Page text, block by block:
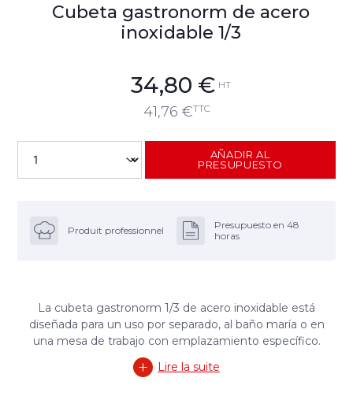
Cubeta gastronorm de acero
inoxidable 1/3
34,80 € HT
41,76 €TTC
AÑADIR AL
PRESUPUESTO
Produit professionnel
Presupuesto en 48
horas
La cubeta gastronorm 1/3 de acero inoxidable está
diseñada para un uso por separado, al baño maría o en
una mesa de trabajo con emplazamiento específico.
Lire la suite